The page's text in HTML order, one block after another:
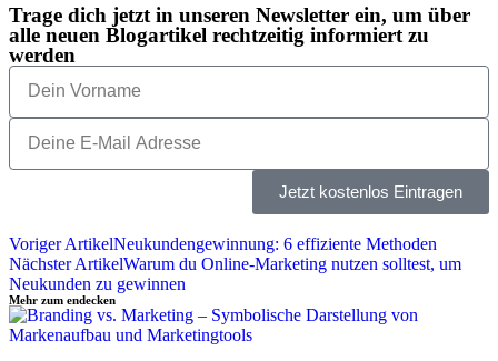
Trage dich jetzt in unseren Newsletter ein, um über
alle neuen Blogartikel rechtzeitig informiert zu
werden
Jetzt kostenlos Eintragen
Voriger ArtikelNeukundengewinnung: 6 effiziente Methoden
Nächster ArtikelWarum du Online-Marketing nutzen solltest, um
Neukunden zu gewinnen
Mehr zum endecken